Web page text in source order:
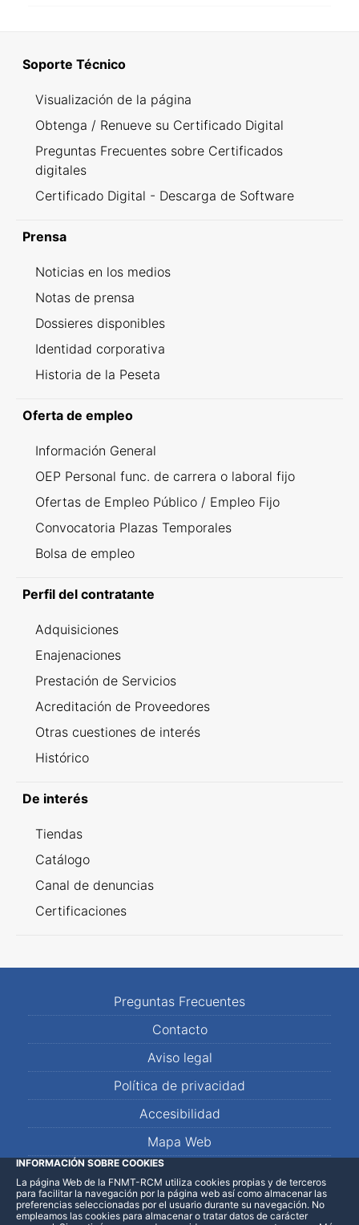
Soporte Técnico
Visualización de la página
Obtenga / Renueve su Certificado Digital
Preguntas Frecuentes sobre Certificados
digitales
Certificado Digital - Descarga de Software
Prensa
Noticias en los medios
Notas de prensa
Dossieres disponibles
Identidad corporativa
Historia de la Peseta
Oferta de empleo
Información General
OEP Personal func. de carrera o laboral fijo
Ofertas de Empleo Público / Empleo Fijo
Convocatoria Plazas Temporales
Bolsa de empleo
Perfil del contratante
Adquisiciones
Enajenaciones
Prestación de Servicios
Acreditación de Proveedores
Otras cuestiones de interés
Histórico
De interés
Tiendas
Catálogo
Canal de denuncias
Certificaciones
Preguntas Frecuentes
Contacto
Aviso legal
Política de privacidad
Accesibilidad
Mapa Web
LinkedInFacebookWhatsApp
INFORMACIÓN SOBRE COOKIES
La página Web de la FNMT-RCM utiliza cookies propias y de terceros
para facilitar la navegación por la página web así como almacenar las
preferencias seleccionadas por el usuario durante su navegación. No
empleamos las cookies para almacenar o tratar datos de carácter